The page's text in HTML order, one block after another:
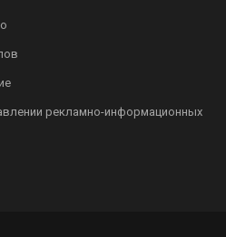
рекламно-информационных